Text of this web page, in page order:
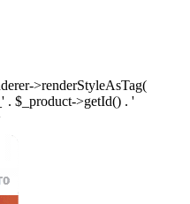
>renderStyleAsTag(
. $_product->getId() . '